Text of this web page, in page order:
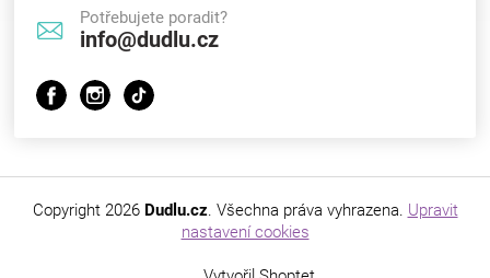
Potřebujete poradit?
info@dudlu.cz
Copyright 2026 Dudlu.cz. Všechna práva vyhrazena. Upravit
nastavení cookies